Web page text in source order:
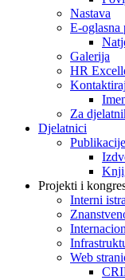
Nastava
E-oglasna
Galerija
HR
Za
Djelatnici
Publikacije
Projekti i
Interni
Web